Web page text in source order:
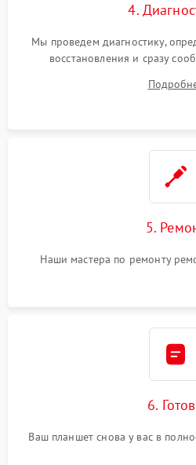
4.
Мы проведем диагностику,
восстановления и сразу
5.
Наши мастера по ремонту
6.
Ваш планшет снова у вас в